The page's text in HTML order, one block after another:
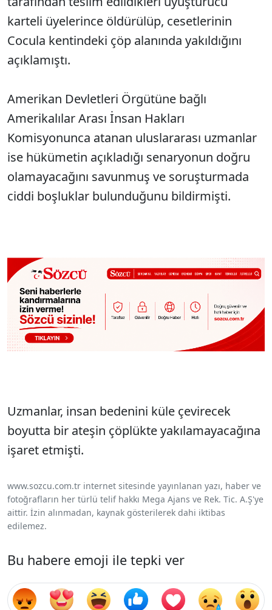
karteli üyelerince öldürülüp, cesetlerinin
Cocula kentindeki çöp alanında yakıldığını
açıklamıştı.
Amerikan Devletleri Örgütüne bağlı
Amerikalılar Arası İnsan Hakları
Komisyonunca atanan uluslararası uzmanlar
ise hükümetin açıkladığı senaryonun doğru
olamayacağını savunmuş ve soruşturmada
ciddi boşluklar bulunduğunu bildirmişti.
Uzmanlar, insan bedenini küle çevirecek
boyutta bir ateşin çöplükte yakılamayacağına
işaret etmişti.
www.sozcu.com.tr internet sitesinde yayınlanan yazı, haber ve
fotoğrafların her türlü telif hakkı Mega Ajans ve Rek. Tic. A.Ş'ye
aittir. İzin alınmadan, kaynak gösterilerek dahi iktibas
edilemez.
Bu habere emoji ile tepki ver